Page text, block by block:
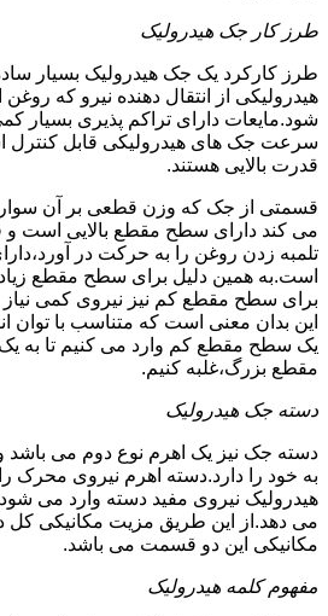
طرز کار جک هیدرولیک
طرز کارکرد یک جک هیدرولیک بسیار
هیدرولیکی از انتقال دهنده نیرو که
شود.مایعات دارای تراکم پذیری بسیار
سرعت جک های هیدرولیکی قابل کنترل
قدرت بالایی هستند.
قسمتی از جک که وزن قطعی بر آن
می کند دارای سطح مقطع بالایی است و
تلمبه زدن روغن را به حرکت در
است.به همین دلیل برای سطح مقطع
برای سطح مقطع کم نیز نیروی کمی نیاز
این بدان معنی است که متناسب با توان
یک سطح مقطع کم وارد می کنیم تا به
مقطع بزرگ،غلبه کنیم.
دسته جک هیدرولیک
دسته جک نیز یک اهرم نوع دوم می
به خود را دارد.دسته اهرم نیروی محرک
هیدرولیک نیروی مفید دسته وارد می
می دهد.از این طریق مزیت مکانیکی کل
مکانیکی این دو قسمت می باشد.
مفهوم کلمه هیدرولیک